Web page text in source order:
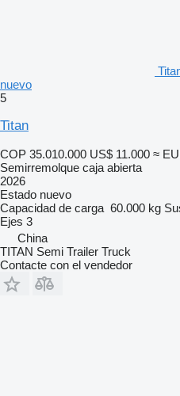
nuevo
5
Titan
COP 35.010.000 US$ 11.000 ≈
Semirremolque caja abierta
2026
Estado nuevo
Capacidad de carga 60.000 kg
Ejes 3
China
TITAN Semi Trailer Truck
Contacte con el vendedor